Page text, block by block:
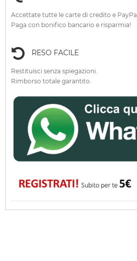
Accettate tutte le carte di credito e PayPal.
Paga con bonifico bancario e risparmia!
RESO FACILE
Restituisci senza spiegazioni.
Rimborso totale garantito.